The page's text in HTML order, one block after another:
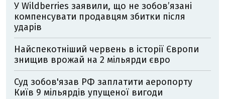
У Wildberries заявили, що не зобов’язані
компенсувати продавцям збитки після
ударів
Найспекотніший червень в історії Європи
знищив врожай на 2 мільярди євро
Суд зобов'язав РФ заплатити аеропорту
Київ 9 мільярдів упущеної вигоди